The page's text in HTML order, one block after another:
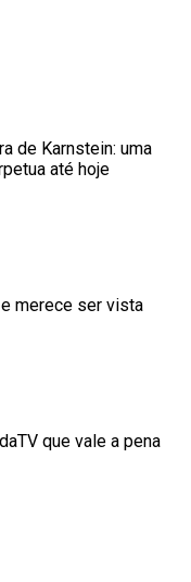
de Karnstein: uma
até hoje
merece ser vista
que vale a pena